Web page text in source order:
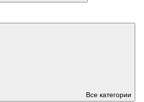
Все категории